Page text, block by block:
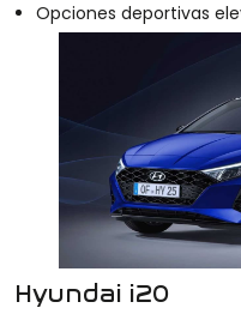
Opciones deportivas
Hyundai i20